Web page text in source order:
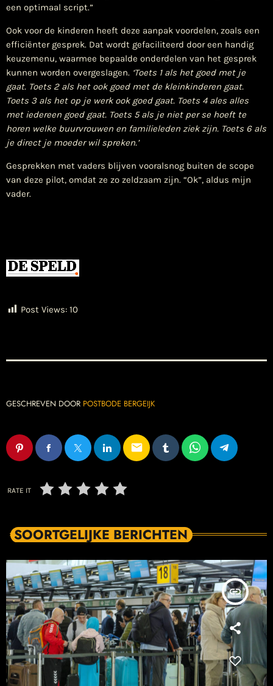
een optimaal script.”
Ook voor de kinderen heeft deze aanpak voordelen, zoals een
efficiënter gesprek. Dat wordt gefaciliteerd door een handig
keuzemenu, waarmee bepaalde onderdelen van het gesprek
kunnen worden overgeslagen. ‘Toets 1 als het goed met je
gaat. Toets 2 als het ook goed met de kleinkinderen gaat.
Toets 3 als het op je werk ook goed gaat. Toets 4 ales alles
met iedereen goed gaat. Toets 5 als je niet per se hoeft te
horen welke buurvrouwen en familieleden ziek zijn. Toets 6 als
je direct je moeder wil spreken.’
Gesprekken met vaders blijven vooralsnog buiten de scope
van deze pilot, omdat ze zo zeldzaam zijn. “Ok”, aldus mijn
vader.
Post Views: 10
GESCHREVEN DOOR POSTBODE BERGEIJK
email
RATE IT
SOORTGELIJKE BERICHTEN
insert_link